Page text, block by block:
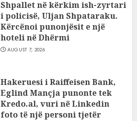
Shpallet në kërkim ish-zyrtari
i policisë, Uljan Shpataraku.
Kërcënoi punonjësit e një
hoteli në Dhërmi
AUGUST 7, 2026
Hakeruesi i Raiffeisen Bank,
Eglind Mançja punonte tek
Kredo.al, vuri në Linkedin
foto të një personi tjetër